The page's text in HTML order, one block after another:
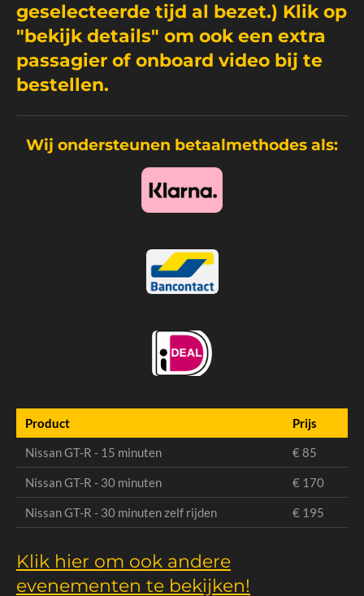
geselecteerde tijd al bezet.) Klik op
"bekijk details" om ook een extra
passagier of onboard video bij te
bestellen.
Wij ondersteunen betaalmethodes als:
Product
Prijs
Nissan GT-R - 15 minuten
€ 85
Nissan GT-R - 30 minuten € 170
Nissan GT-R - 30 minuten zelf rijden € 195
Klik hier om ook andere
evenementen te bekijken!